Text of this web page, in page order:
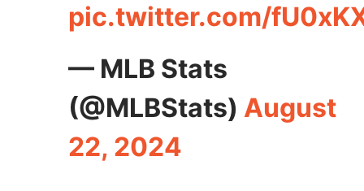
pic.twitter.com/
— MLB Stats
(@MLBStats) August
22, 2024